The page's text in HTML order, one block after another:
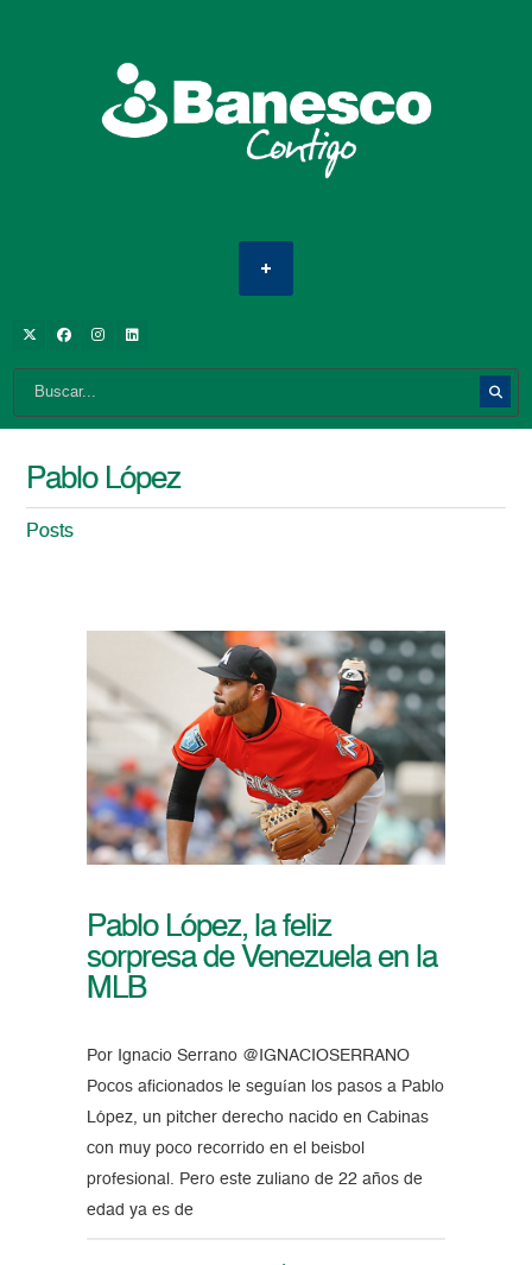
Pablo López
Posts
Pablo López, la feliz
sorpresa de Venezuela en la
MLB
Por Ignacio Serrano @IGNACIOSERRANO
Pocos aficionados le seguían los pasos a Pablo
López, un pitcher derecho nacido en Cabinas
con muy poco recorrido en el beisbol
profesional. Pero este zuliano de 22 años de
edad ya es de